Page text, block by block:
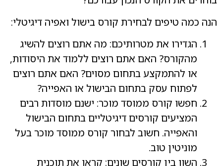
הנה כמה טיפים לבחירת קורס בישול ואפיה דיגיטלי:
הגדירו את מטרותיכם: מה אתם רוצים להשיג
מהקורס? האם אתם רוצים ללמוד את היסודות,
או להתמקצע בתחום מסוים? האם אתם רוצים
לפתוח עסק בתחום הבישול או האפייה?
חפשו קורס ממוסד מוכר: ישנם מוסדות רבים
המציעים קורסים דיגיטליים בתחום הבישול
והאפייה. חשוב לבחור קורס ממוסד מוכר בעל
מוניטין טוב.
השוו בין קורסים שונים: קראו את תוכנית